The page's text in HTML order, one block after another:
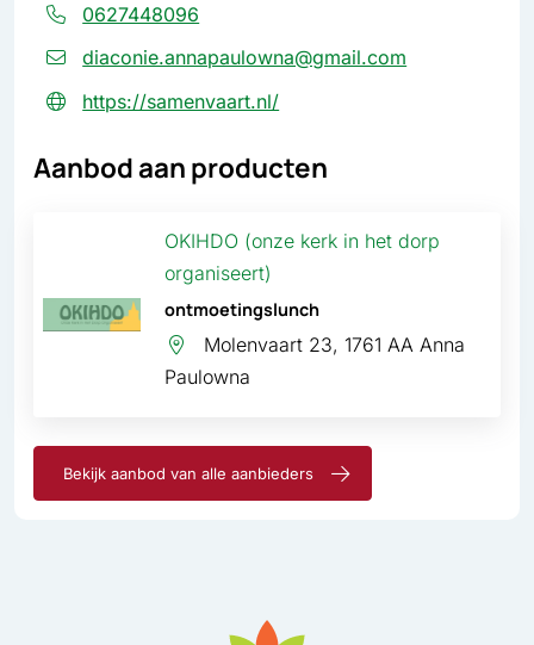
0627448096
diaconie.annapaulowna@gmail.com
https://samenvaart.nl/
Aanbod aan producten
ontmoetingslunch
OKIHDO (onze kerk in het dorp
organiseert)
Molenvaart 23, 1761 AA Anna
Paulowna
Bekijk aanbod van alle aanbieders